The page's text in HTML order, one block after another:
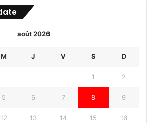
août 2026
M J V S D
1 2
5 6 7 8 9
12 13 14 15 16